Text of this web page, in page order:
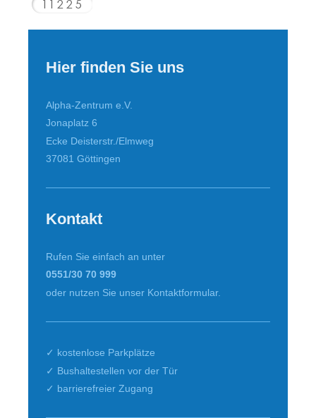
Hier finden Sie uns
Alpha-Zentrum e.V.
Jonaplatz 6
Ecke Deisterstr./Elmweg
37081 Göttingen
Kontakt
Rufen Sie einfach an unter
0551/30 70 999
oder nutzen Sie unser Kontaktformular.
✓ kostenlose Parkplätze
✓ Bushaltestellen vor der Tür
✓ barrierefreier Zugang